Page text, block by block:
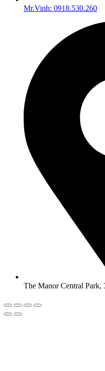
Mr.Vinh: 0918.530.260
The Manor Central